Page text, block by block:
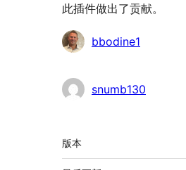
此插件做出了贡献。
贡
者
bbodine1
snumb130
额
外
版本